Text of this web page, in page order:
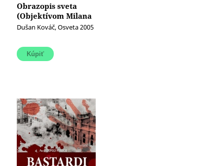
Obrazopis sveta
(Objektívom Milana
Rastislava Štefánika)
Dušan Kováč, Osveta 2005